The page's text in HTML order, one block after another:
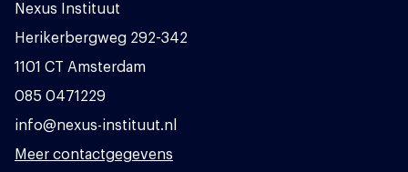
Nexus Instituut
Herikerbergweg 292-342
1101 CT Amsterdam
085 0471229
info@nexus-instituut.nl
Meer contactgegevens